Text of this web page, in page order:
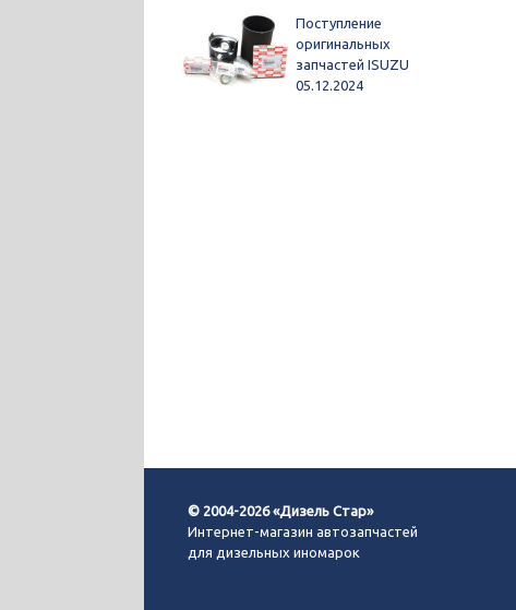
Поступление
оригинальных
запчастей ISUZU
05.12.2024
© 2004-2026 «Дизель Стар»
Интернет-магазин автозапчастей
для дизельных иномарок